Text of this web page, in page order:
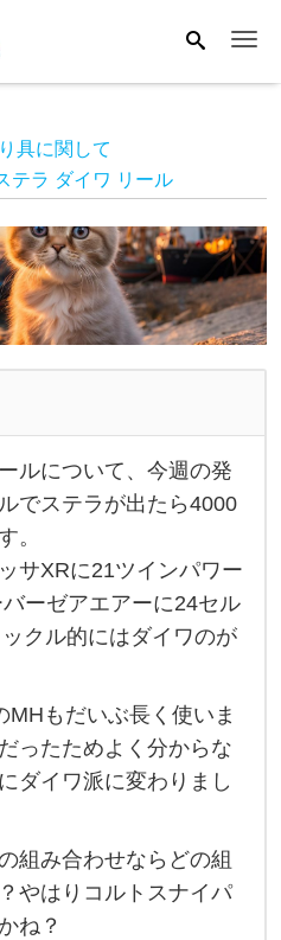
具に関して
テラ ダイワ リール
ルについて、今週の発
でステラが出たら4000
。
サXRに21ツインパワー
ーゼアエアーに24セル
クル的にはダイワのが
MHもだいぶ長く使いま
ったためよく分からな
ダイワ派に変わりまし
組み合わせならどの組
やはりコルトスナイパ
ね？